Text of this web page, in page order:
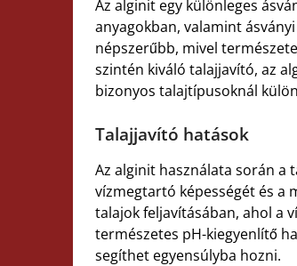
Az alginit egy különleges
anyagokban, valamint
népszerűbb, mivel
szintén kiváló talajjavító, az
bizonyos talajtípusoknál
Talajjavító hatások
Az alginit használata során a
vízmegtartó képességét és a
talajok feljavításában, ahol a
természetes pH-kiegyenlítő
segíthet egyensúlyba hozni.